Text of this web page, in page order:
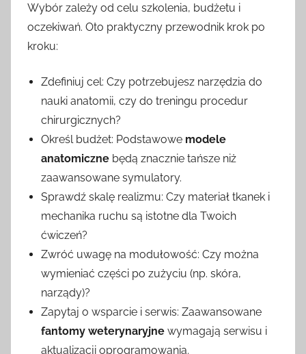
Wybór zależy od celu szkolenia, budżetu i
oczekiwań. Oto praktyczny przewodnik krok po
kroku:
Zdefiniuj cel: Czy potrzebujesz narzędzia do
nauki anatomii, czy do treningu procedur
chirurgicznych?
Określ budżet: Podstawowe modele
anatomiczne będą znacznie tańsze niż
zaawansowane symulatory.
Sprawdź skalę realizmu: Czy materiał tkanek i
mechanika ruchu są istotne dla Twoich
ćwiczeń?
Zwróć uwagę na modułowość: Czy można
wymieniać części po zużyciu (np. skóra,
narządy)?
Zapytaj o wsparcie i serwis: Zaawansowane
fantomy weterynaryjne wymagają serwisu i
aktualizacji oprogramowania.